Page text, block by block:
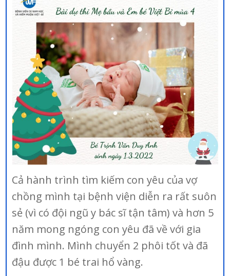
Cả hành trình tìm kiếm con yêu của vợ
chồng mình tại bệnh viện diễn ra rất suôn
sẻ (vì có đội ngũ y bác sĩ tận tâm) và hơn 5
năm mong ngóng con yêu đã về với gia
đình mình. Mình chuyển 2 phôi tốt và đã
đậu được 1 bé trai hổ vàng.